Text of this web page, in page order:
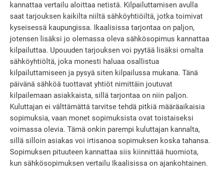
kannattaa vertailu aloittaa netistä. Kilpailuttamisen avulla
saat tarjouksen kaikilta niiltä sähköyhtiöiltä, jotka toimivat
kyseisessä kaupungissa. Ikaalisissa tarjontaa on paljon,
jotensen lisäksi jo olemassa oleva sähkösopimus kannattaa
kilpailuttaa. Upouuden tarjouksen voi pyytää lisäksi omalta
sähköyhtiöltä, joka monesti haluaa osallistua
kilpailuttamiseen ja pysyä siten kilpailussa mukana. Tänä
päivänä sähköä tuottavat yhtiöt nimittäin joutuvat
kilpailemaan asiakkaista, sillä tarjontaa on niin paljon.
Kuluttajan ei välttämättä tarvitse tehdä pitkiä määräaikaisia
sopimuksia, vaan monet sopimuksista ovat toistaiseksi
voimassa olevia. Tämä onkin parempi kuluttajan kannalta,
sillä silloin asiakas voi irtisanoa sopimuksen koska tahansa.
Sopimuksen pituuteen kannattaa siis kiinnittää huomiota,
kun sähkösopimuksen vertailu Ikaalisissa on ajankohtainen.